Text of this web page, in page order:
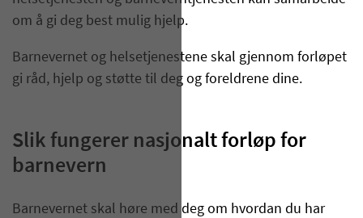
om å gi deg best mulig hjelp.
Barnevernet og helsetjenestene skal gjennom forløpet
gi råd, hjelp og støtte til deg og foreldrene dine.
Slik fungerer nasjonalt forløp for
barnevern
Barnevernet skal høre med deg om hvordan du har